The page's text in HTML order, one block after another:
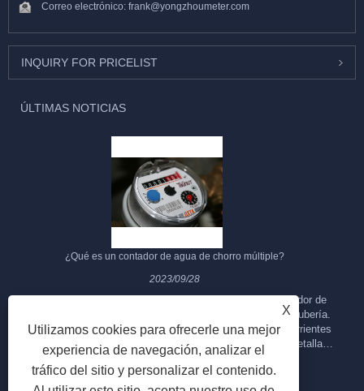
Correo electrónico: frank@yongzhoumeter.com
INQUIRY FOR PRICELIST
ÚLTIMAS NOTICIAS
¿Qué es un contador de agua de chorro múltiple?
2023/09/28
El contador de agua de chorro múltiple es un tipo de contador de
agua diseñado para medir el flujo de agua a través de una tubería.
Se llama "multichorro" porque utiliza múltiples chorros o corrientes
de agua para medir el caudal de agua. A continuación se detallan
algunas características y características clave de un medidor de
agua de chorro múltiple:
X
Utilizamos cookies para ofrecerle una mejor
experiencia de navegación, analizar el
tráfico del sitio y personalizar el contenido.